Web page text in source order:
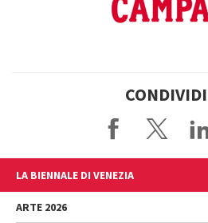
LA BIENNALE DI VENEZIA
L'Istituzione
ARTE 2026